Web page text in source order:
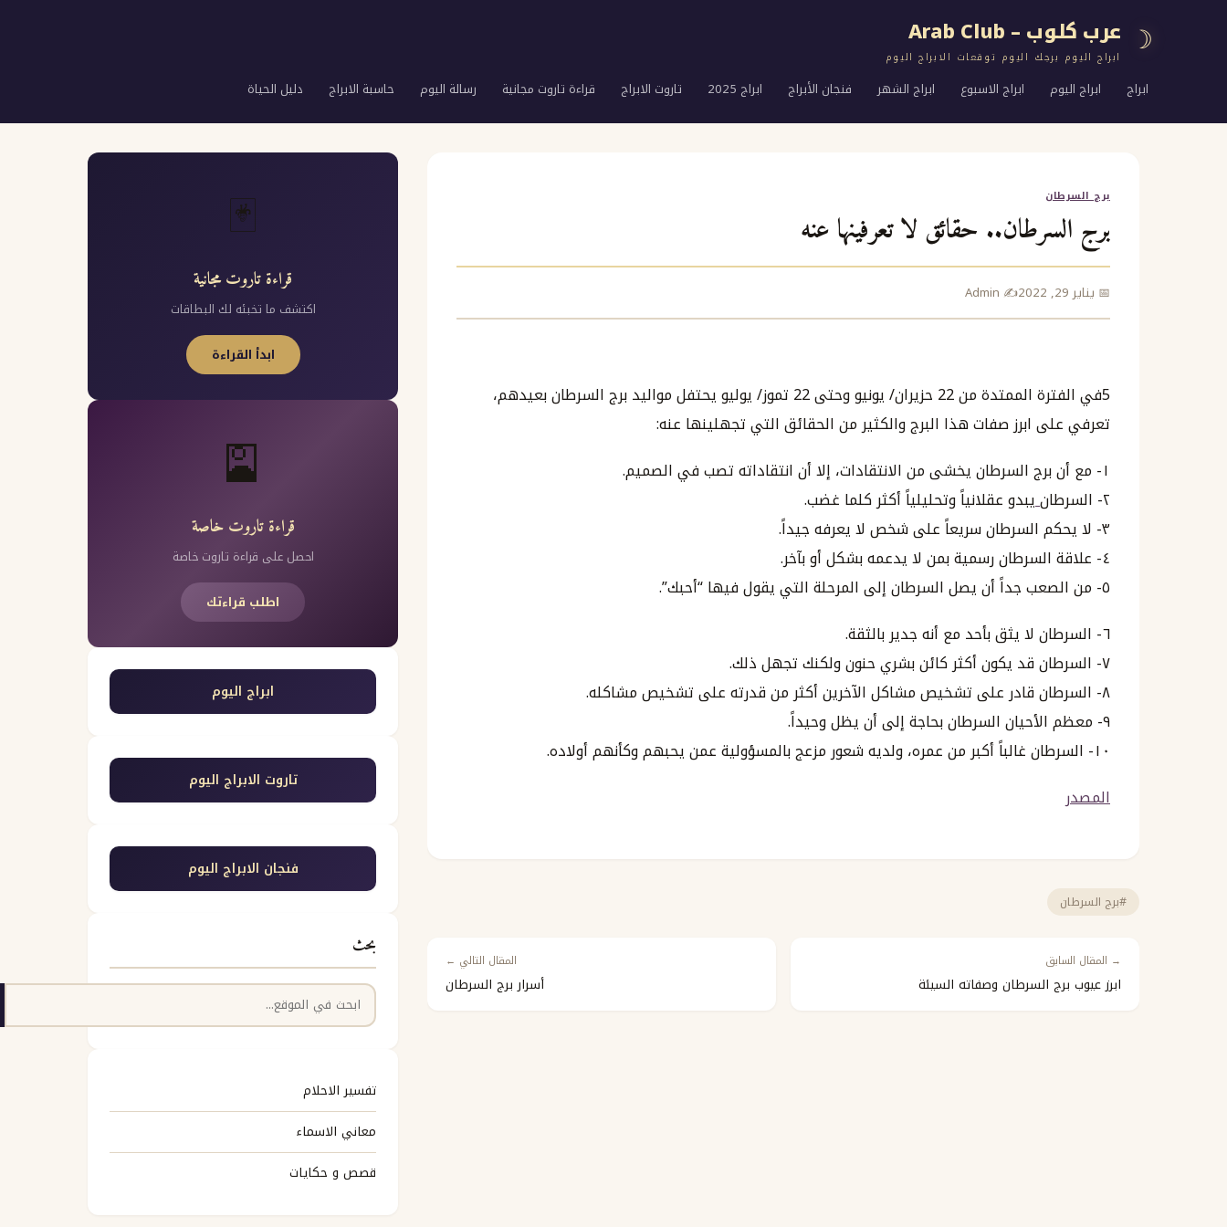
☽ عرب كلوب – Arab Club
ابراج اليوم برجك اليوم توقعات الابراج اليوم
ابراج ابراج اليوم ابراج الاسبوع ابراج الشهر فنجان الأبراج ابراج 2025 تاروت الابراج قراءة تاروت مجانية رسالة اليوم حاسبة الابراج دليل الحياة
برج السرطان
برج السرطان.. حقائق لا تعرفينها عنه
📅 يناير 29, 2022 ✍️ Admin
5في الفترة الممتدة من 22 حزيران/ يونيو وحتى 22 تموز/ يوليو يحتفل
مواليد برج السرطان بعيدهم،
تعرفي على ابرز صفات هذا البرج والكثير من الحقائق التي تجهلينها عنه:
١- مع أن برج السرطان يخشى من الانتقادات، إلا أن انتقاداته تصب في الصميم.
٢- السرطان
يبدو عقلانياً وتحليلياً أكثر كلما غضب.
٣- لا يحكم السرطان سريعاً على شخص لا يعرفه جيداً.
٤- علاقة السرطان رسمية بمن لا يدعمه بشكل أو بآخر.
٥- من الصعب جداً أن يصل السرطان إلى المرحلة التي يقول فيها “أحبك”.
٦- السرطان لا يثق بأحد مع أنه جدير بالثقة.
٧- السرطان قد يكون أكثر كائن بشري حنون ولكنك تجهل ذلك.
٨- السرطان قادر على تشخيص مشاكل الآخرين أكثر من قدرته على تشخيص مشاكله.
٩- معظم الأحيان السرطان بحاجة إلى أن يظل وحيداً.
١٠- السرطان غالباً أكبر من عمره، ولديه شعور مزعج بالمسؤولية عمن يحبهم وكأنهم أولاده.
المصدر
#برج السرطان
→ المقال السابق
ابرز عيوب برج السرطان وصفاته السيئة
المقال التالي ←
أسرار برج السرطان
🃏
قراءة تاروت مجانية
اكتشف ما تخبئه لك البطاقات
ابدأ القراءة
🎴
قراءة تاروت خاصة
احصل على قراءة تاروت خاصة
اطلب قراءتك
ابراج اليوم
تاروت الابراج اليوم
فنجان الابراج اليوم
بحث
البحث
تفسير الاحلام
معاني الاسماء
قصص و حكايات